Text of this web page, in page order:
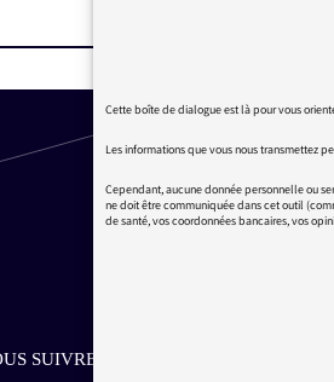
SUIVRE SUR LES RÉSEAUX
Cette boîte de dialogue est là pour vous
Les informations que vous nous transmettez
Cependant, aucune donnée personnelle ou
ne doit être communiquée dans cet outil
de santé, vos coordonnées bancaires, vos